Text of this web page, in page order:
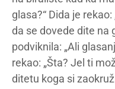
glasa?“ Dida je
da se dovede dite na
podviknila: „Ali
rekao: „Šta? Jel ti
ditetu koga si